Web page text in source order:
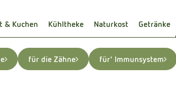
& Kuchen Kühltheke Naturkost Getränke
für die Zähne für' Immunsystem